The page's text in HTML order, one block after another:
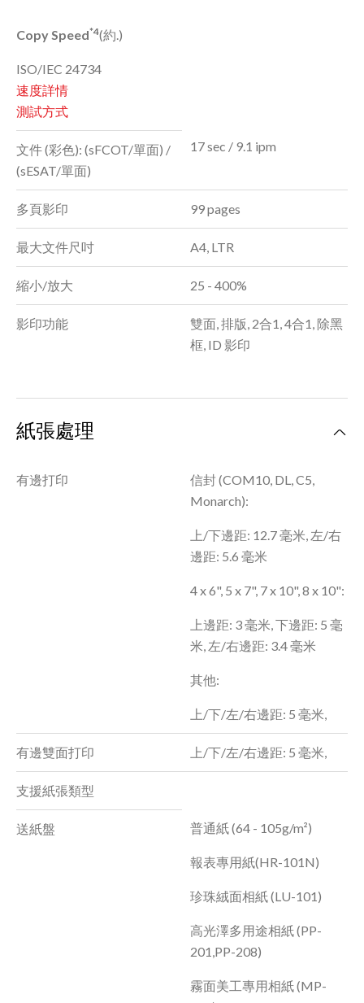
Copy Speed*4(約.)
ISO/IEC 24734
速度詳情
測試方式
文件 (彩色): (sFCOT/單面) /
(sESAT/單面)
17 sec / 9.1 ipm
多頁影印 99 pages
最大文件尺吋 A4, LTR
縮小/放大 25 - 400%
影印功能
雙面, 排版, 2合1, 4合1, 除黑
框, ID 影印
紙張處理
有邊打印
信封 (COM10, DL, C5,
Monarch):
上/下邊距: 12.7 毫米, 左/右
邊距: 5.6 毫米
4 x 6", 5 x 7", 7 x 10", 8 x 10":
上邊距: 3 毫米, 下邊距: 5 毫
米, 左/右邊距: 3.4 毫米
其他:
上/下/左/右邊距: 5 毫米,
有邊雙面打印 上/下/左/右邊距: 5 毫米,
支援紙張類型
送紙盤 普通紙 (64 - 105g/m²)
報表專用紙(HR-101N)
珍珠絨面相紙 (LU-101)
高光澤多用途相紙 (PP-
201,PP-208)
霧面美工專用相紙 (MP-